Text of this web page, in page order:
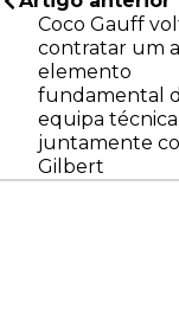
Coco Gauff
contratar um
elemento
fundamental
equipa
juntamente
Gilbert